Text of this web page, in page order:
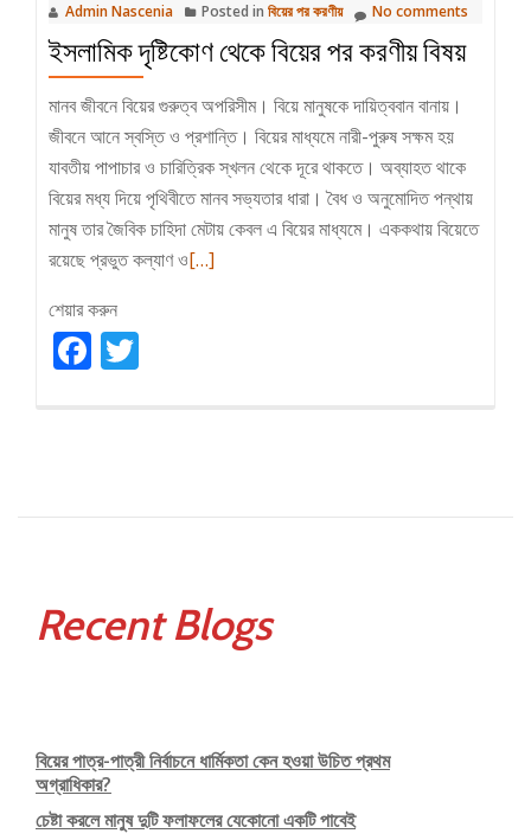
Admin Nascenia Posted in বিয়ের পর করণীয় No comments
ইসলামিক দৃষ্টিকোণ থেকে বিয়ের পর করণীয় বিষয়
মানব জীবনে বিয়ের গুরুত্ব অপরিসীম। বিয়ে মানুষকে দায়িত্ববান বানায়।
জীবনে আনে স্বস্তি ও প্রশান্তি। বিয়ের মাধ্যমে নারী-পুরুষ সক্ষম হয়
যাবতীয় পাপাচার ও চারিত্রিক স্খলন থেকে দূরে থাকতে। অব্যাহত থাকে
বিয়ের মধ্য দিয়ে পৃথিবীতে মানব সভ্যতার ধারা। বৈধ ও অনুমোদিত পন্থায়
মানুষ তার জৈবিক চাহিদা মেটায় কেবল এ বিয়ের মাধ্যমে। এককথায় বিয়েতে
রয়েছে প্রভুত কল্যাণ ওRead
[…]
শেয়ার করুন
Facebook
Recent Blogs
বিয়ের পাত্র-পাত্রী নির্বাচনে ধার্মিকতা কেন হওয়া উচিত প্রথম
অগ্রাধিকার?
চেষ্টা করলে মানুষ দুটি ফলাফলের যেকোনো একটি পাবেই